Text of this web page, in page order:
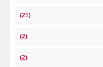
(21)
(2)
(2)